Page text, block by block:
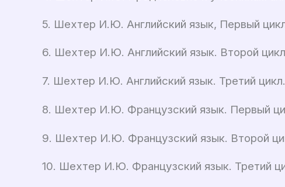
5. Шехтер И.Ю. Английский язык, Первый
6. Шехтер И.Ю. Английский язык. Второй
7. Шехтер И.Ю. Английский язык. Третий
8. Шехтер И.Ю. Французский язык. Первый
9. Шехтер И.Ю. Французский язык. Второй
10. Шехтер И.Ю. Французский язык. Третий